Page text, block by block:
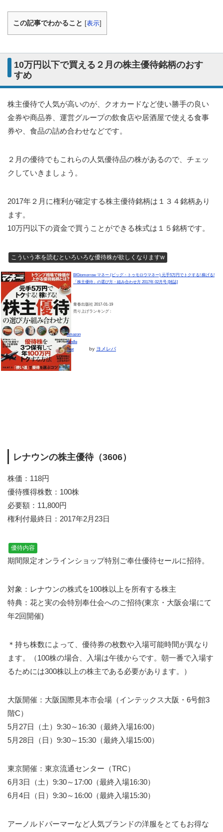
この記事でわかること [表示]
10万円以下で買える２月の株主優待銘柄のおす
すめ
株主優待で人気が高いのが、クオカードなど使い勝手の良い
金券や商品券、運営グループの飲食店や居酒屋で使える食事
券や、食品の詰め合わせなどです。
２月の優待でもこれらの人気優待品の株があるので、チェッ
クしていきましょう。
2017年２月に権利が確定する株主優待銘柄は１３４銘柄あり
ます。
10万円以下の資金で買うことができる株式は１５銘柄です。
こういう本を読むといろいろな優待株が欲しくなりますw
BIGtomorrow マネー (ビッグ・トゥモロウマネー) 元手5万円でトクする! 稼げる!
「株主優待」の選び方・組み合わせ方 2017年 02月号 [雑誌]
青春出版社 2017-01-19
売り上げランキング :
Amazon
Kindle
7net
by ヨメレバ
レナウンの株主優待（3606）
株価：118円
優待獲得株数：100株
必要額：11,800円
権利付最終日：2017年2月23日
優待内容
期間限定オンラインショップ特別ご奉仕優待セールに招待。
対象：レナウンの株式を100株以上を所有する株主
特典：花と実の会特別奉仕会へのご招待(東京・大阪会場にて
年2回開催)
＊持ち株数によって、優待券の枚数や入場可能時間が異なり
ます。（100株の場合、入場は午後からです。朝一番で入場す
るためには300株以上の株主である必要があります。）
大阪開催：大阪国際見本市会場（インテックス大阪・6号館3
階C）
5月27日（土）9:30～16:30（最終入場16:00）
5月28日（日）9:30～15:30（最終入場15:00）
東京開催：東京流通センター（TRC）
6月3日（土）9:30～17:00（最終入場16:30）
6月4日（日）9:30～16:00（最終入場15:30）
アーノルドパーマーなど人気ブランドの洋服をとてもお得な